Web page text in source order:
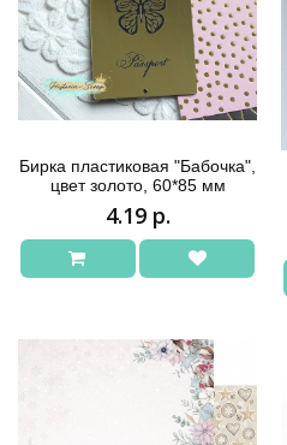
Бирка пластиковая "Бабочка",
цвет золото, 60*85 мм
4.19 р.